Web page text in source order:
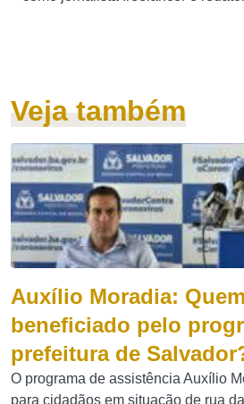
Veja também
Auxílio Moradia:
beneficiado pelo
prefeitura de
O programa de assistência Auxílio
para cidadãos em situação de rua